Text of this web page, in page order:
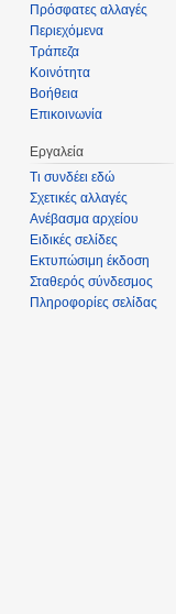
Πρόσφατες αλλαγές
Περιεχόμενα
Τράπεζα
Κοινότητα
Βοήθεια
Επικοινωνία
Εργαλεία
Τι συνδέει εδώ
Σχετικές αλλαγές
Ανέβασμα αρχείου
Ειδικές σελίδες
Εκτυπώσιμη έκδοση
Σταθερός σύνδεσμος
Πληροφορίες σελίδας